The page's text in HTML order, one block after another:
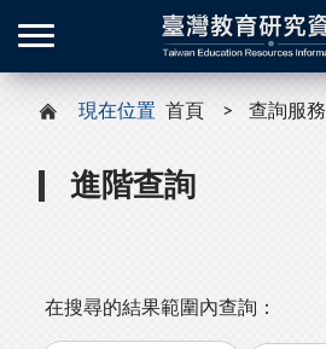
現在位置 首頁 查詢服務
進階查詢
在搜尋的結果範圍內查詢：
分
關